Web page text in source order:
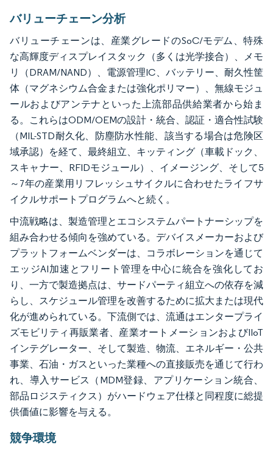
バリューチェーン分析
バリューチェーンは、産業グレードのSoC/モデム、特殊
な高輝度ディスプレイスタック（多くは光学接合）、メモ
リ（DRAM/NAND）、電源管理IC、バッテリー、耐久性筐
体（マグネシウム合金または強化ポリマー）、無線モジュ
ールおよびアンテナといった上流部品供給業者から始ま
る。これらはODM/OEMの設計・統合、認証・適合性試験
（MIL-STD耐久化、防塵防水性能、該当する場合は危険区
域承認）を経て、最終組立、キッティング（車載ドック、
スキャナー、RFIDモジュール）、イメージング、そして5
～7年の産業用リフレッシュサイクルに合わせたライフサ
イクルサポートプログラムへと続く。
中流戦略は、製造管理とエコシステムパートナーシップを
組み合わせる傾向を強めている。デバイスメーカーおよび
プラットフォームベンダーは、コラボレーションを通じて
エッジAI加速とフリート管理を中心に統合を強化してお
り、一方で製造拠点は、サードパーティ組立への依存を減
らし、スケジュール管理を改善するために拡大または現代
化が進められている。下流側では、流通はエンタープライ
ズモビリティ再販業者、産業オートメーションおよびIIoT
インテグレーター、そして製造、物流、エネルギー・公共
事業、石油・ガスといった業種への直接販売を通じて行わ
れ、導入サービス（MDM登録、アプリケーション統合、
部品ロジスティクス）がハードウェア仕様と同程度に総提
供価値に影響を与える。
競争環境